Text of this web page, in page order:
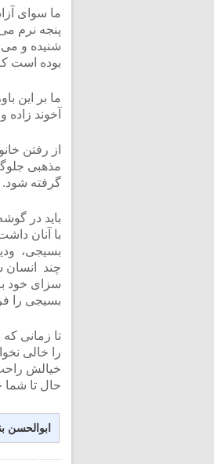
ما سوای
پنجه نرم
شنیده و می
بوده است
ما بر این
آخوند
از رفتن
مذهبی
گرفته شود.
باید در
با آنان
بسیجی،
چند انسان
سزای خود
بسیجی را
تا زمانی
را خالی
خیالش
حال تا شما
ابوالحسن